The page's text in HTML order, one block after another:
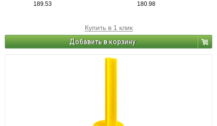
189.53 180.98
Купить в 1 клик
Добавить в корзину